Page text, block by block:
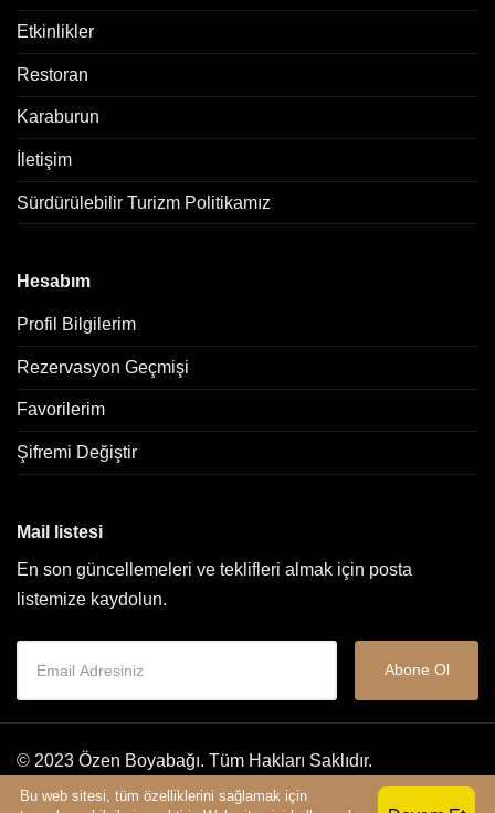
Etkinlikler
Restoran
Karaburun
İletişim
Sürdürülebilir Turizm Politikamız
Hesabım
Profil Bilgilerim
Rezervasyon Geçmişi
Favorilerim
Şifremi Değiştir
Mail listesi
En son güncellemeleri ve teklifleri almak için posta
listemize kaydolun.
Abone Ol
© 2023 Özen Boyabağı. Tüm Hakları Saklıdır.
Bu web sitesi, tüm özelliklerini sağlamak için